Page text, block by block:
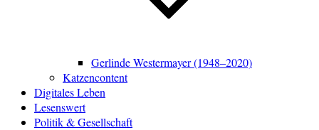
Gerlinde Westermayer (1948–2020)
Katzencontent
Digitales Leben
Lesenswert
Politik & Gesellschaft